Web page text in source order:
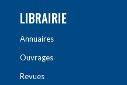
LIBRAIRIE
Annuaires
Ouvrages
Revues